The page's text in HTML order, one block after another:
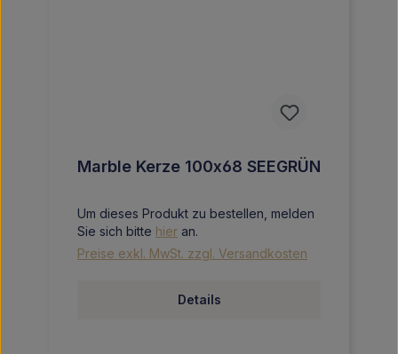
Marble Kerze 100x68 SEEGRÜN
Um dieses Produkt zu bestellen, melden
Sie sich bitte hier an.
Preise exkl. MwSt. zzgl. Versandkosten
Details